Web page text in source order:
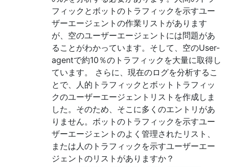
フィックとボットのトラフィックを示すユー
ザーエージェントの作業リストがあります
が、空のユーザーエージェントには問題があ
ることがわかっています。そして、空のUser-
agentで約10％のトラフィックを大量に取得し
ています。 さらに、現在のログを分析するこ
とで、人的トラフィ​​ックとボットトラフィッ
クのユーザーエージェントリストを作成しま
した。そのため、そこに多くのエントリがあ
りません。ボットのトラフィックを示すユー
ザーエージェントのよく管理されたリスト、
または人のトラフィックを示すユーザーエー
ジェントのリストがありますか？